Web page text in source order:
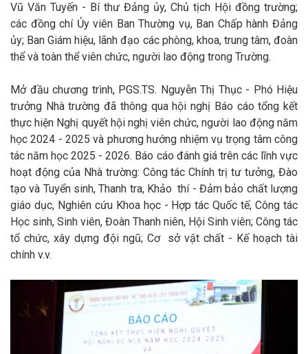
Vũ Văn Tuyến - Bí thư Đảng ủy, Chủ tịch Hội đồng trường;
các đồng chí Ủy viên Ban Thường vụ, Ban Chấp hành Đảng
ủy; Ban Giám hiệu, lãnh đạo các phòng, khoa, trung tâm, đoàn
thể và toàn thể viên chức, người lao động trong Trường.
Mở đầu chương trình, PGS.TS. Nguyễn Thị Thục - Phó Hiệu
trưởng Nhà trường đã thông qua hội nghị Báo cáotổng kết
thực hiện Nghị quyết hội nghị viên chức, người lao động năm
học 2024 - 2025 và phương hướng nhiệm vụ trọng tâm công
tác năm học 2025 - 2026. Báo cáo đánh giá trên các lĩnh vực
hoạt động của Nhà trường: Công tác Chính trị tư tưởng, Đào
tạo và Tuyển sinh, Thanh tra, Khảo thí - Đảm bảo chất lượng
giáo dục, Nghiên cứu Khoa học - Hợp tác Quốc tế, Công tác
Học sinh, Sinh viên, Đoàn Thanh niên, Hội Sinh viên; Công tác
tổ chức, xây dựng đội ngũ; Cơ sở vật chất - Kế hoạch tài
chính v.v.